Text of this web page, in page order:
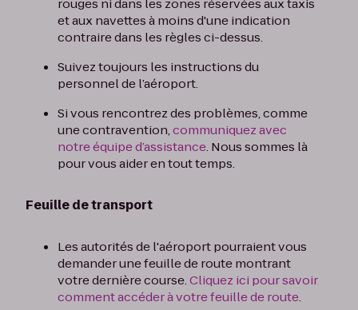
rouges ni dans les zones réservées aux taxis
et aux navettes à moins d'une indication
contraire dans les règles ci-dessus.
Suivez toujours les instructions du
personnel de l’aéroport.
Si vous rencontrez des problèmes, comme
une contravention,communiquez avec
notre équipe d’assistance. Nous sommes là
pour vous aider en tout temps.
Feuille de transport
Les autorités de l'aéroport pourraient vous
demander une feuille de route montrant
votre dernière course.Cliquez ici pour savoir
comment accéder à votre feuille de route.